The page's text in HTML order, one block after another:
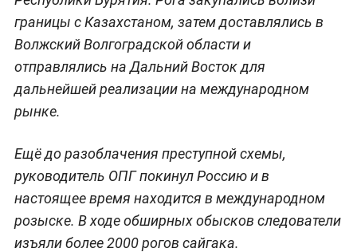
границы с Казахстаном, затем доставлялись в
Волжский Волгоградской области и
отправлялись на Дальний Восток для
дальнейшей реализации на международном
рынке.
Ещё до разоблачения преступной схемы,
руководитель ОПГ покинул Россию и в
настоящее время находится в международном
розыске. В ходе обширных обысков следователи
изъяли более 2000 рогов сайгака.